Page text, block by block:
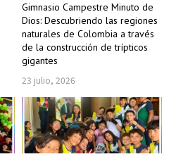
Gimnasio Campestre Minuto de
Dios: Descubriendo las regiones
naturales de Colombia a través
de la construcción de trípticos
gigantes
23 julio, 2026